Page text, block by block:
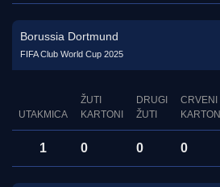
Borussia Dortmund
FIFA Club World Cup 2025
UTAKMICA
ŽUTI
KARTONI
DRUGI
ŽUTI
CRVENI
KARTON
1 0 0 0